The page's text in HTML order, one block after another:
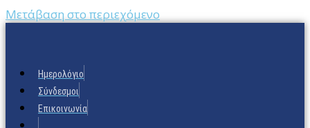
Μετάβαση στο περιεχόμενο
Ημερολόγιο
Σύνδεσμοι
Επικοινωνία